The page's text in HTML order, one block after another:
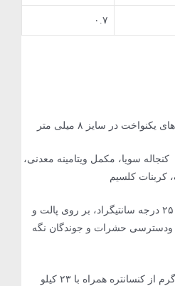
۰.۷
در سایز ۸ میلی متر
سویا، مکمل ویتامینه معدنی،
کربنات کلسیم
در دمای زیر ۲۵ درجه سانتیگراد، بر روی پالت و
ودسترسی حشرات و جوندگان نگه
روزانه ۱۵ کیلوگرم از کنسانتره همراه با ۲۳ کیلو